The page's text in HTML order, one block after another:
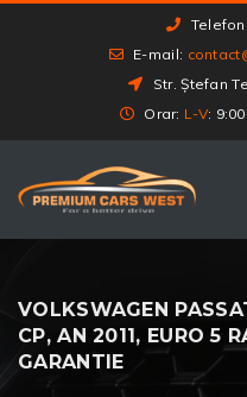
Telefon:
E-mail:
Str. Ștefan
Orar: L-V:
VOLKSWAGEN
CP, AN 2011, EURO 5
GARANTIE